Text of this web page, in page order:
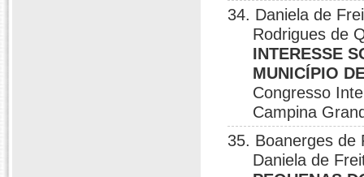
34. Daniela de
Rodrigues de
INTERESSE
MUNICÍPIO
Congresso
Campina
35. Boanerges de
Daniela de